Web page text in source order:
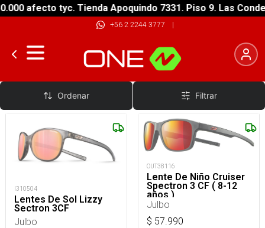
afecto tyc. Tienda Apoquindo 7331. Piso 9. Las
+56 2 2244 3777 |
Lentes de Sol
Ordenar Filtrar
I310504
Lentes De Sol Lizzy
Sectron 3CF
Julbo
OUT38116
Lente De Niño Cruiser
Spectron 3 CF ( 8-12
años )
Julbo
$ 57.990